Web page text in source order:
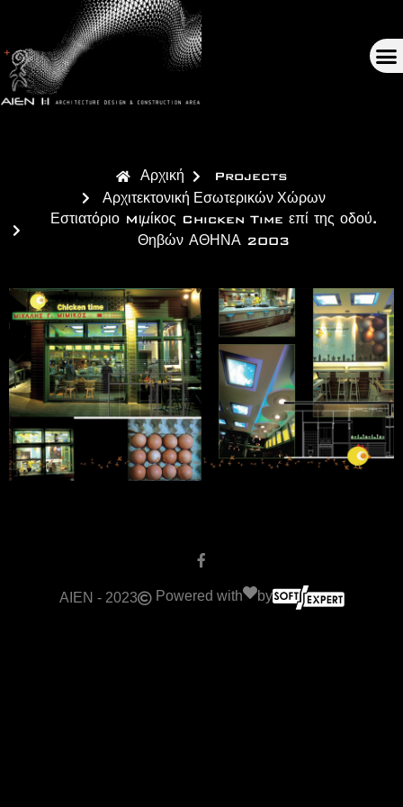
Αρχική
Projects
Αρχιτεκτονική Εσωτερικών Χώρων
Εστιατόριο Mιμίκος Chicken Time επί της οδού.
Θηβών ΑΘΗΝΑ 2003
AIEN - 2023 Powered with by